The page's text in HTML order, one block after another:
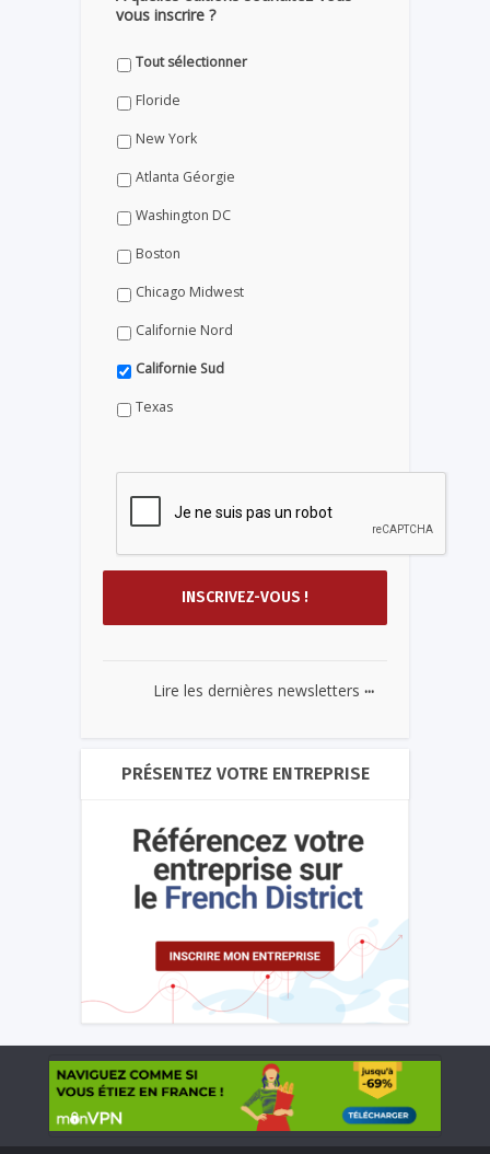
vous inscrire ?
Tout sélectionner
Floride
New York
Atlanta Géorgie
Washington DC
Boston
Chicago Midwest
Californie Nord
Californie Sud
Texas
Lire les dernières newsletters ...
PRÉSENTEZ VOTRE ENTREPRISE